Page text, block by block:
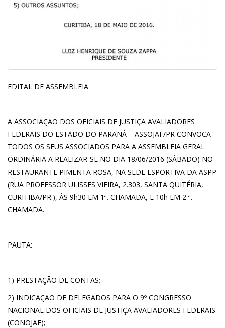
EDITAL DE ASSEMBLEIA
A ASSOCIAÇÃO DOS OFICIAIS DE JUSTIÇA AVALIADORES
FEDERAIS DO ESTADO DO PARANÁ – ASSOJAF/PR CONVOCA
TODOS OS SEUS ASSOCIADOS PARA A ASSEMBLEIA GERAL
ORDINÁRIA A REALIZAR-SE NO DIA 18/06/2016 (SÁBADO) NO
RESTAURANTE PIMENTA ROSA, NA SEDE ESPORTIVA DA ASPP
(RUA PROFESSOR ULISSES VIEIRA, 2.303, SANTA QUITÉRIA,
CURITIBA/PR.), ÀS 9h30 EM 1ª. CHAMADA, E 10h EM 2 ª.
CHAMADA.
PAUTA:
1) PRESTAÇÃO DE CONTAS;
2) INDICAÇÃO DE DELEGADOS PARA O 9º CONGRESSO
NACIONAL DOS OFICIAIS DE JUSTIÇA AVALIADORES FEDERAIS
(CONOJAF);